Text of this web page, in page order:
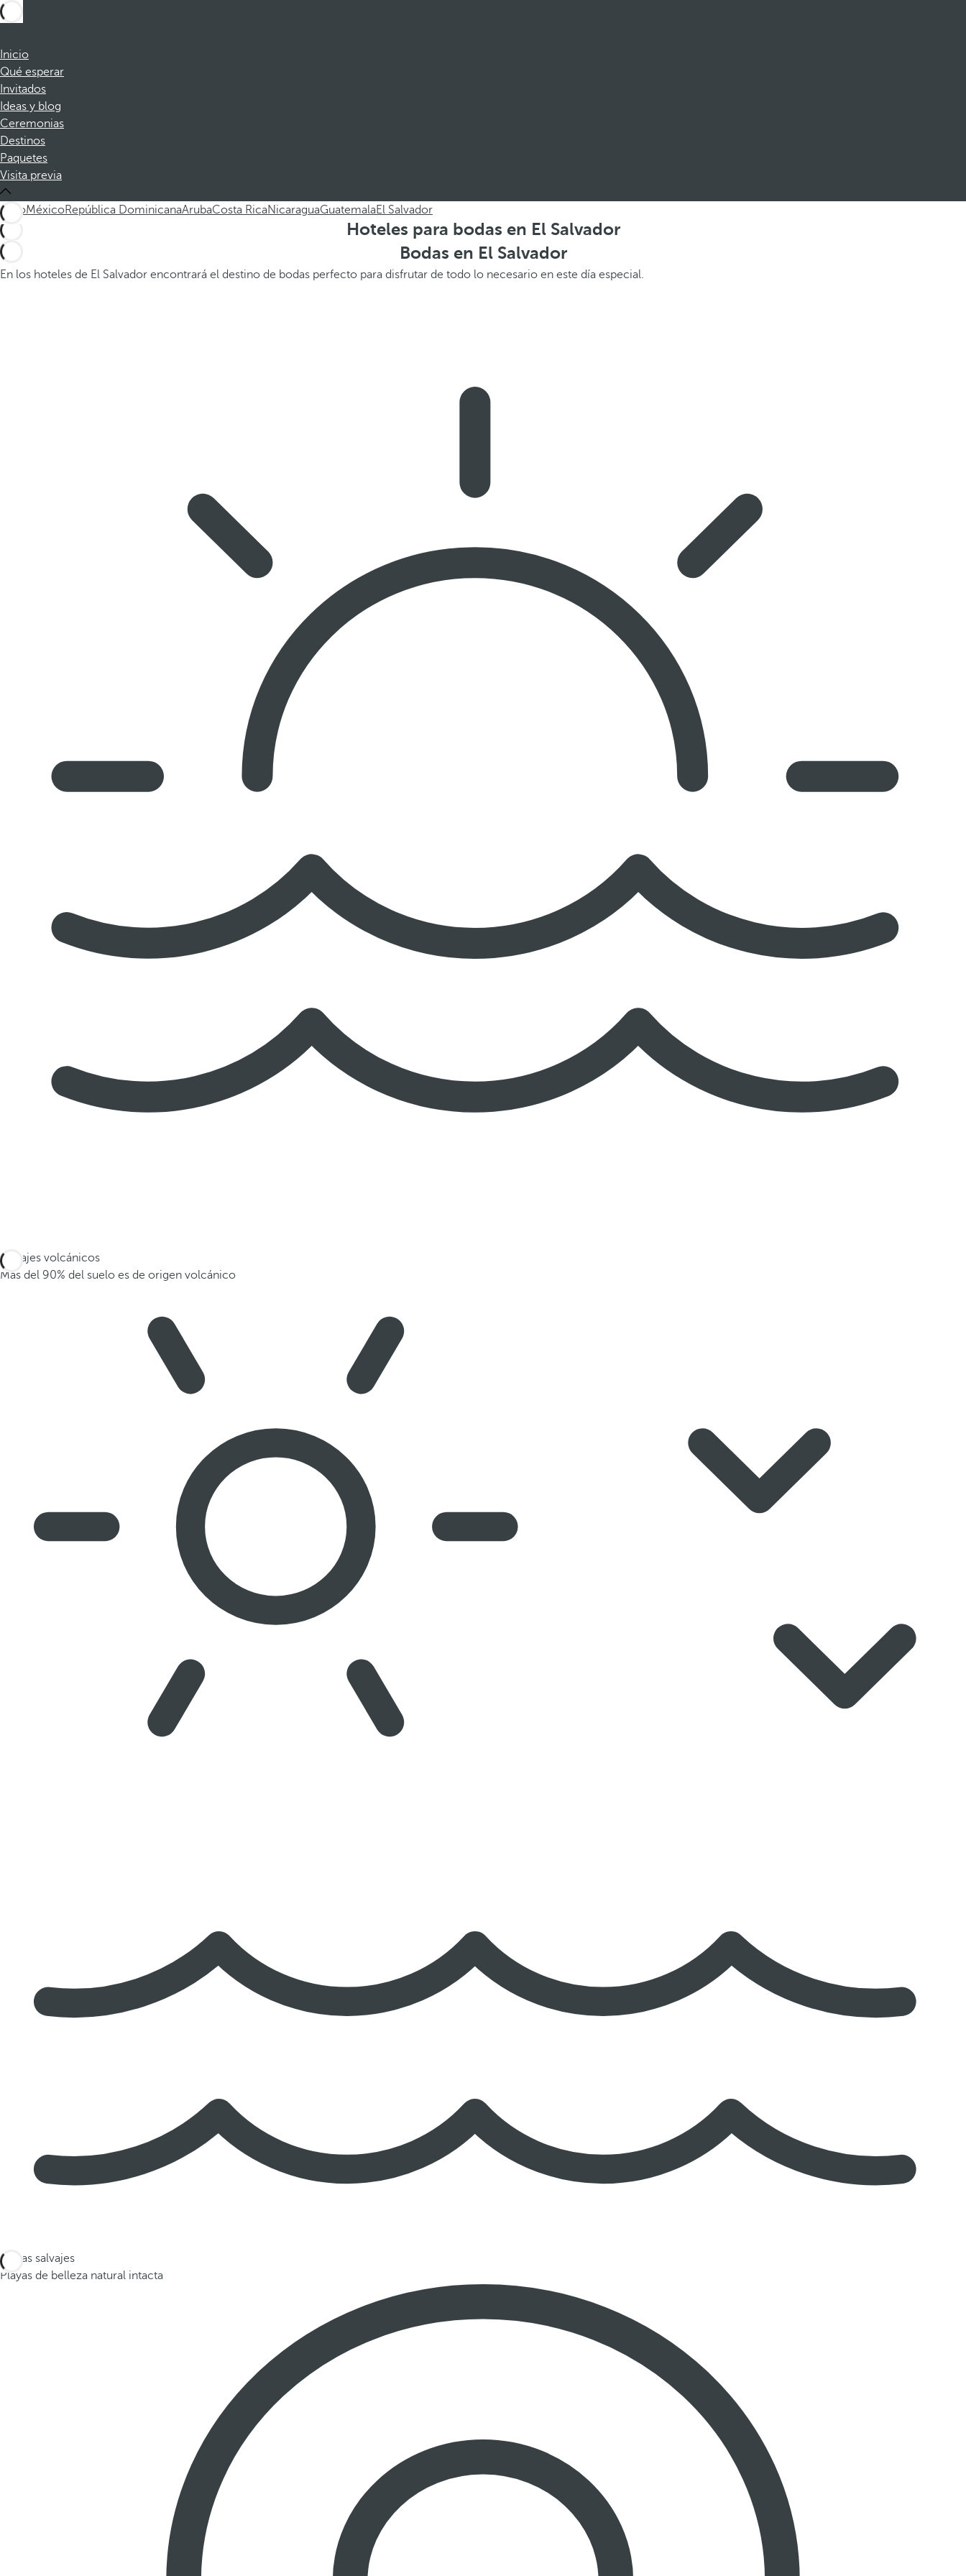
Inicio
Qué esperar
Invitados
Ideas y blog
Ceremonias
Destinos
Paquetes
Visita previa
TodoMéxicoRepública DominicanaArubaCosta RicaNicaraguaGuatemalaEl Salvador
Hoteles para bodas en El Salvador
Bodas en El Salvador
En los hoteles de El Salvador encontrará el destino de bodas perfecto para disfrutar de todo lo necesario en este día especial.
Paisajes volcánicos
Más del 90% del suelo es de origen volcánico
Playas salvajes
Playas de belleza natural intacta